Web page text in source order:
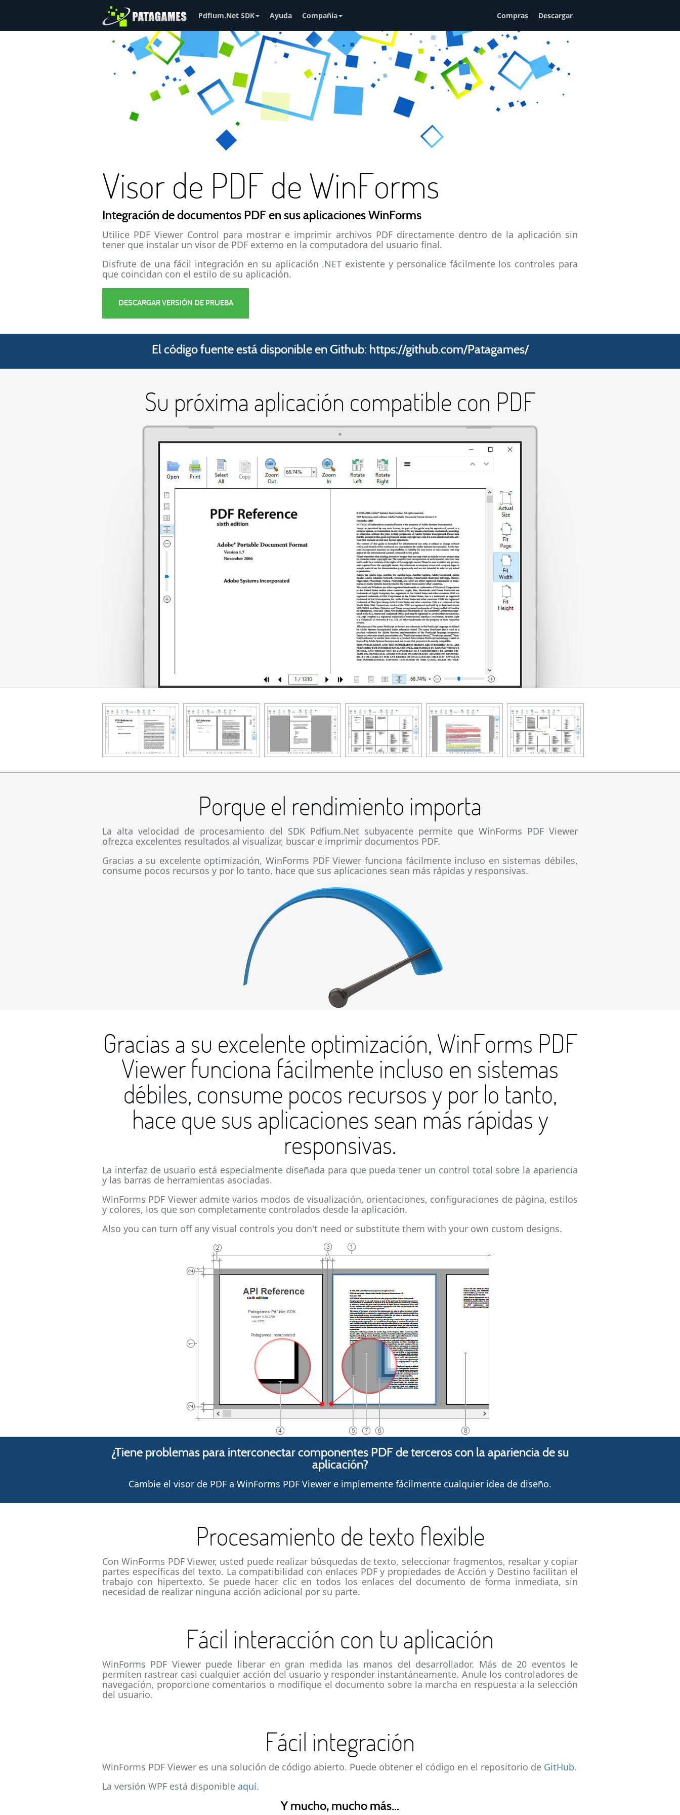
Pdfium.Net SDK Ayuda Compañía Compras Descargar
Visor de PDF de WinForms
Integración de documentos PDF en sus aplicaciones WinForms
Utilice PDF Viewer Control para mostrar e imprimir archivos PDF directamente dentro de la aplicación sin
tener que instalar un visor de PDF externo en la computadora del usuario final.
Disfrute de una fácil integración en su aplicación .NET existente y personalice fácilmente los controles para
que coincidan con el estilo de su aplicación.
DESCARGAR VERSIÓN DE PRUEBA
El código fuente está disponible en Github: https://github.com/Patagames/
Su próxima aplicación compatible con PDF
Porque el rendimiento importa
La alta velocidad de procesamiento del SDK Pdfium.Net subyacente permite que WinForms PDF Viewer
ofrezca excelentes resultados al visualizar, buscar e imprimir documentos PDF.
Gracias a su excelente optimización, WinForms PDF Viewer funciona fácilmente incluso en sistemas débiles,
consume pocos recursos y por lo tanto, hace que sus aplicaciones sean más rápidas y responsivas.
Gracias a su excelente optimización, WinForms PDF
Viewer funciona fácilmente incluso en sistemas
débiles, consume pocos recursos y por lo tanto,
hace que sus aplicaciones sean más rápidas y
responsivas.
La interfaz de usuario está especialmente diseñada para que pueda tener un control total sobre la apariencia
y las barras de herramientas asociadas.
WinForms PDF Viewer admite varios modos de visualización, orientaciones, configuraciones de página, estilos
y colores, los que son completamente controlados desde la aplicación.
Also you can turn off any visual controls you don't need or substitute them with your own custom designs.
¿Tiene problemas para interconectar componentes PDF de terceros con la apariencia de su
aplicación?
Cambie el visor de PDF a WinForms PDF Viewer e implemente fácilmente cualquier idea de diseño.
Procesamiento de texto flexible
Con WinForms PDF Viewer, usted puede realizar búsquedas de texto, seleccionar fragmentos, resaltar y copiar
partes específicas del texto. La compatibilidad con enlaces PDF y propiedades de Acción y Destino facilitan el
trabajo con hipertexto. Se puede hacer clic en todos los enlaces del documento de forma inmediata, sin
necesidad de realizar ninguna acción adicional por su parte.
Fácil interacción con tu aplicación
WinForms PDF Viewer puede liberar en gran medida las manos del desarrollador. Más de 20 eventos le
permiten rastrear casi cualquier acción del usuario y responder instantáneamente. Anule los controladores de
navegación, proporcione comentarios o modifique el documento sobre la marcha en respuesta a la selección
del usuario.
Fácil integración
WinForms PDF Viewer es una solución de código abierto. Puede obtener el código en el repositorio de GitHub.
La versión WPF está disponible aquí.
Y mucho, mucho más...